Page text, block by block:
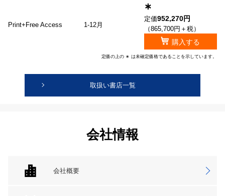
Print+Free Access 1-12月
∗
定価952,270円
（865,700円＋税）
購入する
定価の上の ∗ は未確定価格であることを示しています。
取扱い書店一覧
会社情報
会社概要